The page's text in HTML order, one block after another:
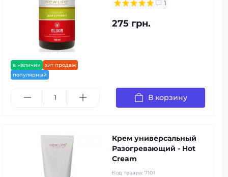
в наличии
хит продаж
популярный
1
275 грн.
В корзину
Крем универсальный
Разогревающий - Hot
Cream
Код товара: 7101